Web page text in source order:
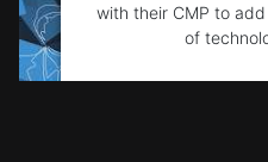
with their CMP to
of
Powered by